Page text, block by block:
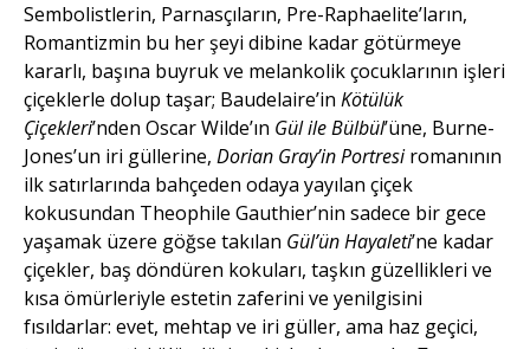
Sembolistlerin, Parnasçıların, Pre-Raphaelite’ların,
Romantizmin bu her şeyi dibine kadar götürmeye
kararlı, başına buyruk ve melankolik çocuklarının işleri
çiçeklerle dolup taşar; Baudelaire’in Kötülük
Çiçekleri’nden Oscar Wilde’ın Gül ile Bülbül’üne, Burne-
Jones’un iri güllerine, Dorian Gray’in Portresiromanının
ilk satırlarında bahçeden odaya yayılan çiçek
kokusundan Theophile Gauthier’nin sadece bir gece
yaşamak üzere göğse takılan Gül’ün Hayaleti’ne kadar
çiçekler, baş döndüren kokuları, taşkın güzellikleri ve
kısa ömürleriyle estetin zaferini ve yenilgisini
fısıldarlar: evet, mehtap ve iri güller, ama haz geçici,